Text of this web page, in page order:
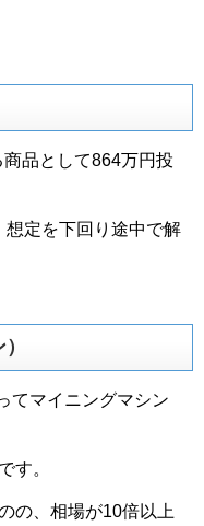
品として864万円投
定を下回り途中で解
てマイニングマシン
す。
の、相場が10倍以上